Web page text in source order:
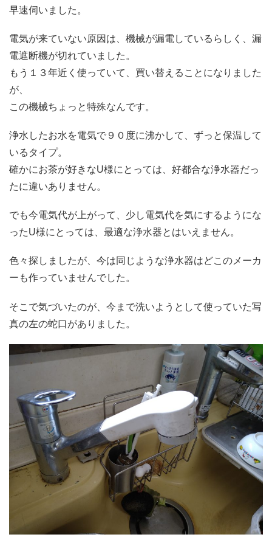
早速伺いました。
電気が来ていない原因は、機械が漏電しているらしく、漏
電遮断機が切れていました。
もう１３年近く使っていて、買い替えることになりました
が、
この機械ちょっと特殊なんです。
浄水したお水を電気で９０度に沸かして、ずっと保温して
いるタイプ。
確かにお茶が好きなU様にとっては、好都合な浄水器だっ
たに違いありません。
でも今電気代が上がって、少し電気代を気にするようにな
ったU様にとっては、最適な浄水器とはいえません。
色々探しましたが、今は同じような浄水器はどこのメーカ
ーも作っていませんでした。
そこで気づいたのが、今まで洗いようとして使っていた写
真の左の蛇口がありました。